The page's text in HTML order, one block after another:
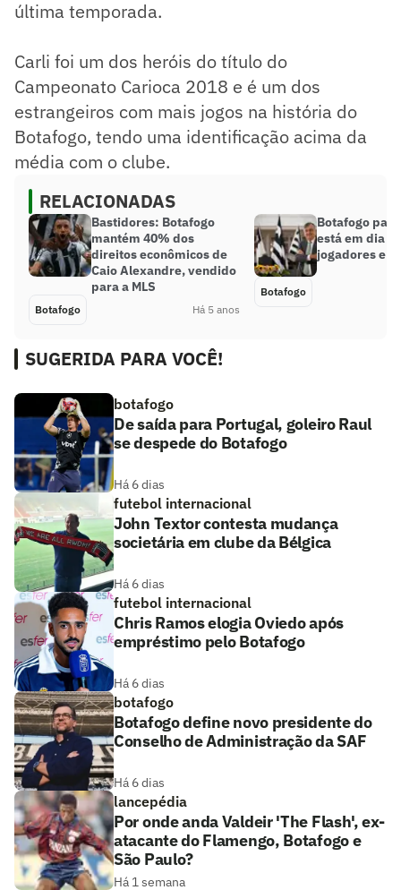
última temporada.
Carli foi um dos heróis do título do
Campeonato Carioca 2018 e é um dos
estrangeiros com mais jogos na história do
Botafogo, tendo uma identificação acima da
média com o clube.
RELACIONADAS
Bastidores: Botafogo
mantém 40% dos
direitos econômicos de
Caio Alexandre, vendido
para a MLS
Botafogo Há 5 anos
Botafogo
está em dia
jogadores e
Botafogo
SUGERIDA PARA VOCÊ!
botafogo
De saída para Portugal, goleiro Raul
se despede do Botafogo
Há 6 dias
futebol internacional
John Textor contesta mudança
societária em clube da Bélgica
Há 6 dias
futebol internacional
Chris Ramos elogia Oviedo após
empréstimo pelo Botafogo
Há 6 dias
botafogo
Botafogo define novo presidente do
Conselho de Administração da SAF
Há 6 dias
lancepédia
Por onde anda Valdeir 'The Flash', ex-
atacante do Flamengo, Botafogo e
São Paulo?
Há 1 semana